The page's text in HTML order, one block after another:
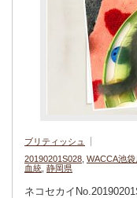
ブリティッシュ
20190201S028 WACCA池袋
血統 静岡県
ネコセカイ